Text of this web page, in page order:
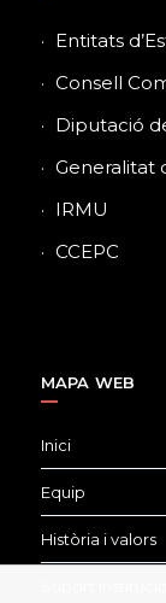
Entitats
Consell
Diputació
Generalitat
IRMU
CCEPC
MAPA WEB
Inici
Equip
Història i valors